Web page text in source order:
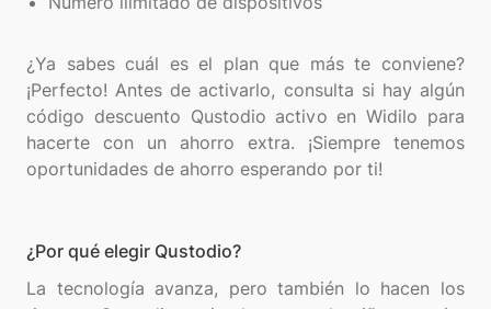
¿Ya sabes cuál es el plan que más te conviene?
¡Perfecto! Antes de activarlo, consulta si hay algún
código descuento Qustodio activo en Widilo para
hacerte con un ahorro extra. ¡Siempre tenemos
¿Por qué elegir Qustodio?
La tecnología avanza, pero también lo hacen los